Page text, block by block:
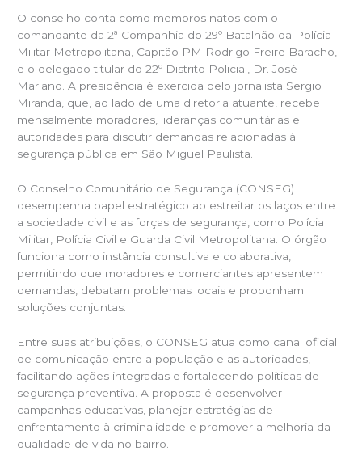
O conselho conta como membros natos com o
comandante da 2ª Companhia do 29º Batalhão da Polícia
Militar Metropolitana, Capitão PM Rodrigo Freire Baracho,
e o delegado titular do 22º Distrito Policial, Dr. José
Mariano. A presidência é exercida pelo jornalista Sergio
Miranda, que, ao lado de uma diretoria atuante, recebe
mensalmente moradores, lideranças comunitárias e
autoridades para discutir demandas relacionadas à
segurança pública em São Miguel Paulista.
O Conselho Comunitário de Segurança (CONSEG)
desempenha papel estratégico ao estreitar os laços entre
a sociedade civil e as forças de segurança, como Polícia
Militar, Polícia Civil e Guarda Civil Metropolitana. O órgão
funciona como instância consultiva e colaborativa,
permitindo que moradores e comerciantes apresentem
demandas, debatam problemas locais e proponham
soluções conjuntas.
Entre suas atribuições, o CONSEG atua como canal oficial
de comunicação entre a população e as autoridades,
facilitando ações integradas e fortalecendo políticas de
segurança preventiva. A proposta é desenvolver
campanhas educativas, planejar estratégias de
enfrentamento à criminalidade e promover a melhoria da
qualidade de vida no bairro.